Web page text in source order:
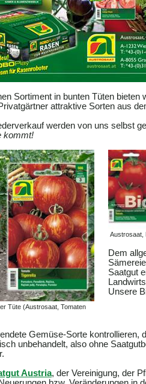
Sortiment in bunten Tüten
attraktive Sorten aus
werden von uns selbst
kommt!
Tüte (Austrosaat, Tomaten
Austrosaat,
Dem
Saatgut
Unsere
Gemüse-Sorte kontrollieren,
unbehandelt, also ohne
Austria, der Vereinigung, der